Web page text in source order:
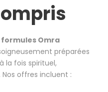
formules Omra
préparées
la fois spirituel,
offres incluent :